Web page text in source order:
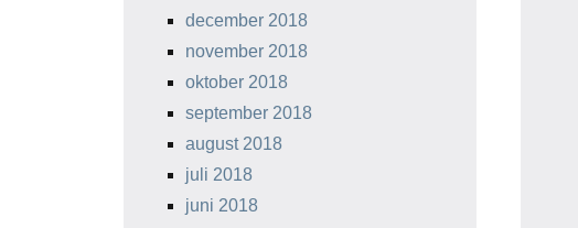
december 2018
november 2018
oktober 2018
september 2018
august 2018
juli 2018
juni 2018